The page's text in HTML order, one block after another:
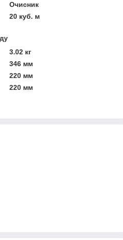
Очисник
20 куб. м
3.02 кг
346 мм
220 мм
220 мм